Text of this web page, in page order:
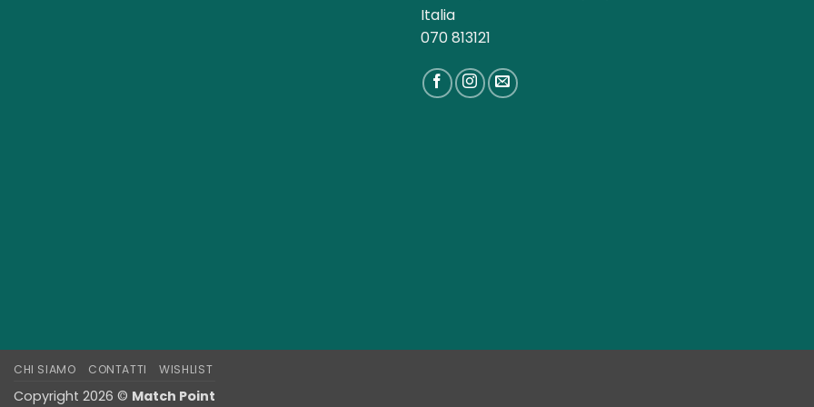
Italia
070 813121
CHI SIAMO CONTATTI WISHLIST
Copyright 2026 © Match Point